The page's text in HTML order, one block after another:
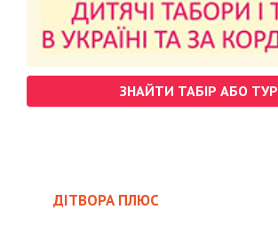
ЗНАЙТИ ТАБІР АБО ТУР
ДІТВОРА ПЛЮС